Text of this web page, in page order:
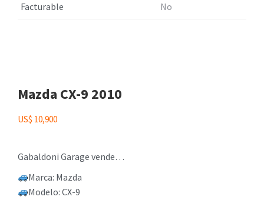
Facturable No
Mazda CX-9 2010
US$ 10,900
Gabaldoni Garage vende…
Marca: Mazda
Modelo: CX-9